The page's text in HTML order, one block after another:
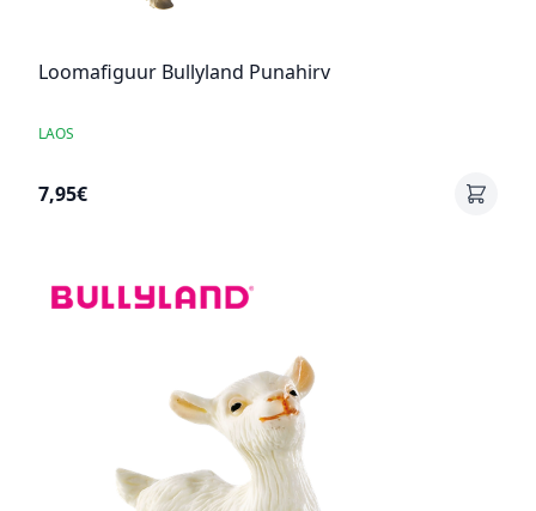
Loomafiguur Bullyland Punahirv
LAOS
7,95€